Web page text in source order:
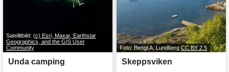
Satellitbild: (c) Esri, Maxar, Earthstar
Geographics, and the GIS User
Community
Unda camping
Foto: Bengt A. LundbergCC BY 2.5
Skeppsviken